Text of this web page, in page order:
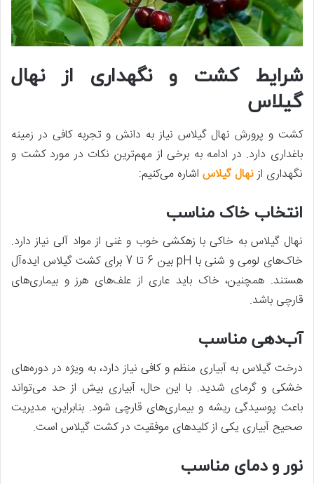
شرایط کشت و نگهداری از نهال
گیلاس
کشت و پرورش نهال گیلاس نیاز به دانش و تجربه کافی در زمینه
باغداری دارد. در ادامه به برخی از مهم‌ترین نکات در مورد کشت و
نگهداری ازنهال گیلاس اشاره می‌کنیم:
انتخاب خاک مناسب
نهال گیلاس به خاکی با زهکشی خوب و غنی از مواد آلی نیاز دارد.
خاک‌های لومی و شنی با pH بین 6 تا 7 برای کشت گیلاس ایده‌آل
هستند. همچنین، خاک باید عاری از علف‌های هرز و بیماری‌های
قارچی باشد.
آب‌دهی مناسب
درخت گیلاس به آبیاری منظم و کافی نیاز دارد، به ویژه در دوره‌های
خشکی و گرمای شدید. با این حال، آبیاری بیش از حد می‌تواند
باعث پوسیدگی ریشه و بیماری‌های قارچی شود. بنابراین، مدیریت
صحیح آبیاری یکی از کلیدهای موفقیت در کشت گیلاس است.
نور و دمای مناسب